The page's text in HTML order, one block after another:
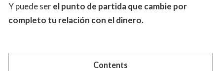
Y puede serel punto de partida que cambie por
completo tu relación con el dinero.
Contents